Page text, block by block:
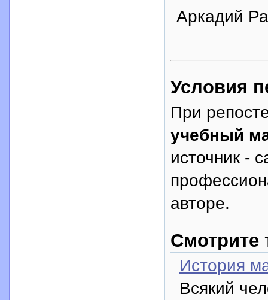
Аркадий
Условия
При
учебный
источник -
авторе.
Смотрите
История
Всякий